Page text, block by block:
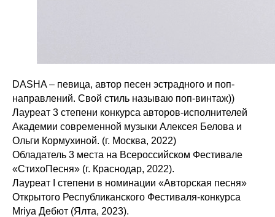
DASHA – певица, автор песен эстрадного и поп-
направлений. Свой стиль называю поп-винтаж))
Лауреат 3 степени конкурса авторов-исполнителей
Академии современной музыки Алексея Белова и
Ольги Кормухиной. (г. Москва, 2022)
Обладатель 3 места на Всероссийском Фестивале
«СтихоПесня» (г. Краснодар, 2022).
Лауреат I степени в номинации «Авторская песня»
Открытого Республиканского Фестиваля-конкурса
Mriya Дебют (Ялта, 2023).